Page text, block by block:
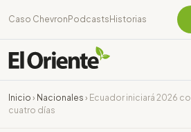
Caso Chevron Podcasts Historias
Inicio › Nacionales › Ecuador iniciará 2026
cuatro días